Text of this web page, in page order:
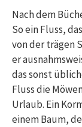
Nach dem
So ein Fluss,
von der trägen
er
das sonst
Fluss die
Urlaub. Ein
einem Baum,